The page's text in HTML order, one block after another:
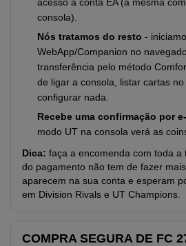
acesso à conta EA (a mesma
consola).
Nós tratamos do resto -
WebApp/Companion no
transferência pelo método
de ligar a consola, listar cartas
configurar nada.
Recebe uma confirmação por e-
modo UT na consola verá as
Dica: faça a encomenda com toda a
do pagamento não tem de fazer
aparecem na sua conta e esperam
em Division Rivals e UT Champions.
COMPRA SEGURA DE FC